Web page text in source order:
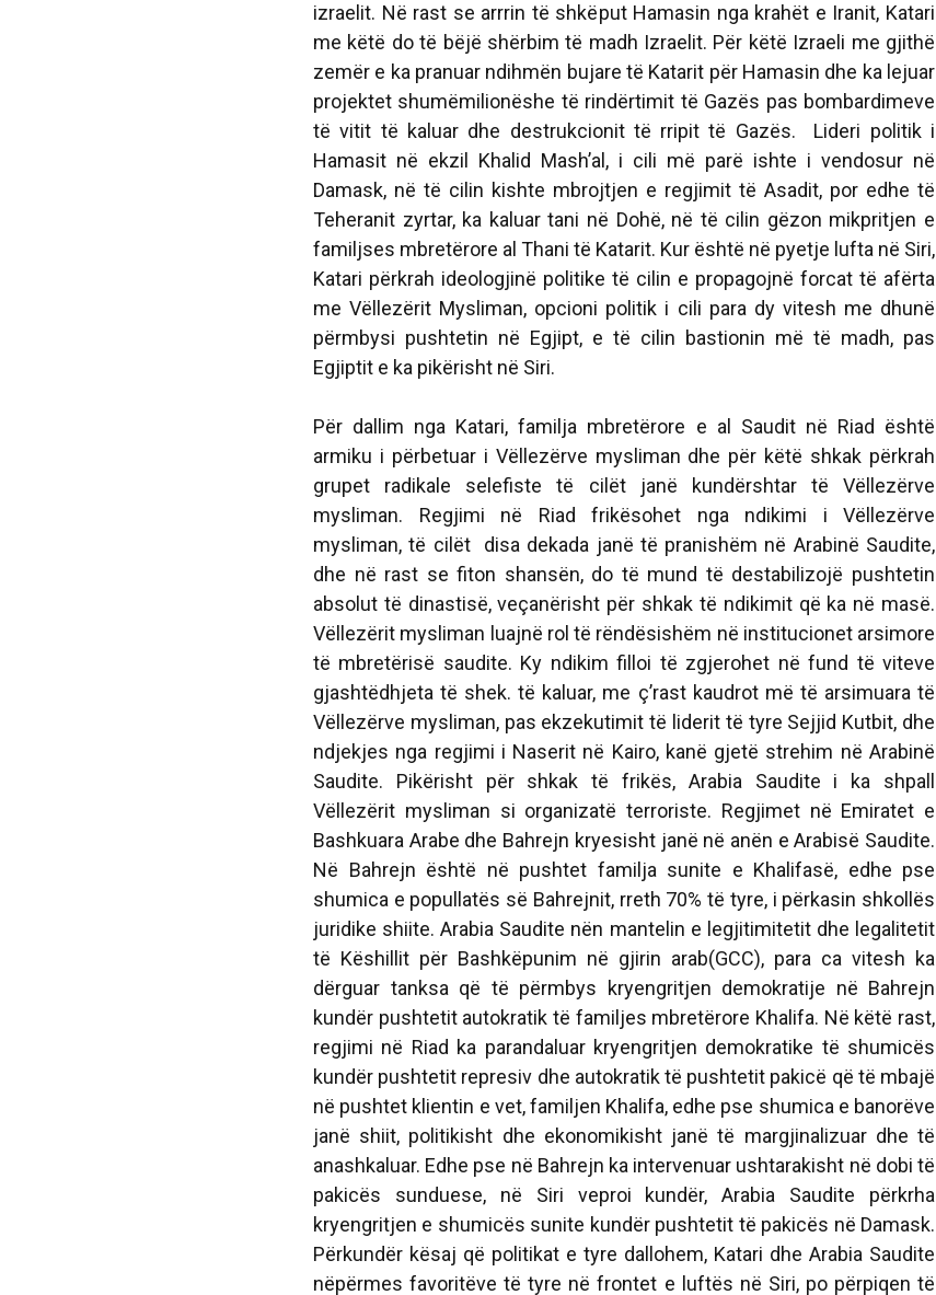
izraelit. Në rast se arrrin të shkëput Hamasin nga krahët e Iranit, Katari
me këtë do të bëjë shërbim të madh Izraelit. Për këtë Izraeli me gjithë
zemër e ka pranuar ndihmën bujare të Katarit për Hamasin dhe ka lejuar
projektet shumëmilionëshe të rindërtimit të Gazës pas bombardimeve
të vitit të kaluar dhe destrukcionit të rripit të Gazës. Lideri politik i
Hamasit në ekzil Khalid Mash’al, i cili më parë ishte i vendosur në
Damask, në të cilin kishte mbrojtjen e regjimit të Asadit, por edhe të
Teheranit zyrtar, ka kaluar tani në Dohë, në të cilin gëzon mikpritjen e
familjses mbretërore al Thani të Katarit. Kur është në pyetje lufta në Siri,
Katari përkrah ideologjinë politike të cilin e propagojnë forcat të afërta
me Vëllezërit Mysliman, opcioni politik i cili para dy vitesh me dhunë
përmbysi pushtetin në Egjipt, e të cilin bastionin më të madh, pas
Egjiptit e ka pikërisht në Siri.
Për dallim nga Katari, familja mbretërore e al Saudit në Riad është
armiku i përbetuar i Vëllezërve mysliman dhe për këtë shkak përkrah
grupet radikale selefiste të cilët janë kundërshtar të Vëllezërve
mysliman. Regjimi në Riad frikësohet nga ndikimi i Vëllezërve
mysliman, të cilët disa dekada janë të pranishëm në Arabinë Saudite,
dhe në rast se fiton shansën, do të mund të destabilizojë pushtetin
absolut të dinastisë, veçanërisht për shkak të ndikimit që ka në masë.
Vëllezërit mysliman luajnë rol të rëndësishëm në institucionet arsimore
të mbretërisë saudite. Ky ndikim filloi të zgjerohet në fund të viteve
gjashtëdhjeta të shek. të kaluar, me ç’rast kaudrot më të arsimuara të
Vëllezërve mysliman, pas ekzekutimit të liderit të tyre Sejjid Kutbit, dhe
ndjekjes nga regjimi i Naserit në Kairo, kanë gjetë strehim në Arabinë
Saudite. Pikërisht për shkak të frikës, Arabia Saudite i ka shpall
Vëllezërit mysliman si organizatë terroriste. Regjimet në Emiratet e
Bashkuara Arabe dhe Bahrejn kryesisht janë në anën e Arabisë Saudite.
Në Bahrejn është në pushtet familja sunite e Khalifasë, edhe pse
shumica e popullatës së Bahrejnit, rreth 70% të tyre, i përkasin shkollës
juridike shiite. Arabia Saudite nën mantelin e legjitimitetit dhe legalitetit
të Këshillit për Bashkëpunim në gjirin arab(GCC), para ca vitesh ka
dërguar tanksa që të përmbys kryengritjen demokratije në Bahrejn
kundër pushtetit autokratik të familjes mbretërore Khalifa. Në këtë rast,
regjimi në Riad ka parandaluar kryengritjen demokratike të shumicës
kundër pushtetit represiv dhe autokratik të pushtetit pakicë që të mbajë
në pushtet klientin e vet, familjen Khalifa, edhe pse shumica e banorëve
janë shiit, politikisht dhe ekonomikisht janë të margjinalizuar dhe të
anashkaluar. Edhe pse në Bahrejn ka intervenuar ushtarakisht në dobi të
pakicës sunduese, në Siri veproi kundër, Arabia Saudite përkrha
kryengritjen e shumicës sunite kundër pushtetit të pakicës në Damask.
Përkundër kësaj që politikat e tyre dallohem, Katari dhe Arabia Saudite
nëpërmes favoritëve të tyre në frontet e luftës në Siri, po përpiqen të